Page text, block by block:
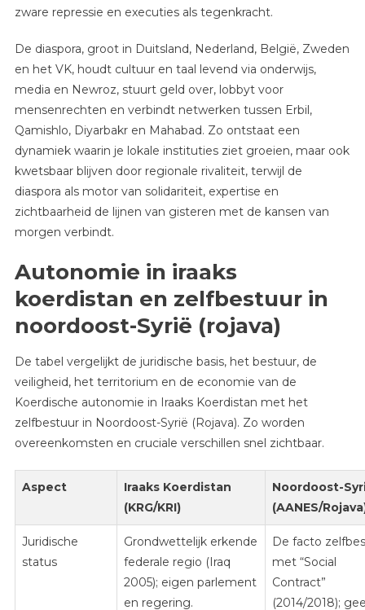
zware repressie en executies als tegenkracht.
De diaspora, groot in Duitsland, Nederland, België, Zweden
en het VK, houdt cultuur en taal levend via onderwijs,
media en Newroz, stuurt geld over, lobbyt voor
mensenrechten en verbindt netwerken tussen Erbil,
Qamishlo, Diyarbakr en Mahabad. Zo ontstaat een
dynamiek waarin je lokale instituties ziet groeien, maar ook
kwetsbaar blijven door regionale rivaliteit, terwijl de
diaspora als motor van solidariteit, expertise en
zichtbaarheid de lijnen van gisteren met de kansen van
morgen verbindt.
Autonomie in iraaks
koerdistan en zelfbestuur in
noordoost-Syrië (rojava)
De tabel vergelijkt de juridische basis, het bestuur, de
veiligheid, het territorium en de economie van de
Koerdische autonomie in Iraaks Koerdistan met het
zelfbestuur in Noordoost-Syrië (Rojava). Zo worden
overeenkomsten en cruciale verschillen snel zichtbaar.
Aspect
Iraaks Koerdistan
(KRG/KRI)
Noordoost-
(AANES/
Juridische
status
Grondwettelijk erkende
federale regio (Iraq
2005); eigen parlement
en regering.
De facto
met “Social
Contract”
(2014/2018);